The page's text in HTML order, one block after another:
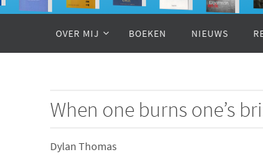
inhoud
OVER MIJ BOEKEN NIEUWS
When one burns one’s
Dylan Thomas